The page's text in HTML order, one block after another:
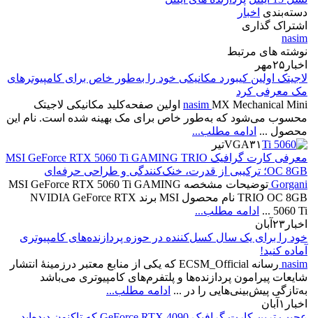
دسته‌بندی اخبار
اشتراک گذاری
nasim
نوشته های مرتبط
اخبار ۲۵مهر
لاجیتک اولین کیبورد مکانیکی خود را به‌طور خاص برای کامپیوترهای
مک معرفی کرد
nasim MX Mechanical Mini اولین صفحه‌کلید مکانیکی لاجیتک
محسوب می‌شود که به‌طور خاص برای مک بهینه شده است. نام این
محصول ... ادامه مطلب...
VGA۳۱
تیر
معرفی کارت گرافیک MSI GeForce RTX 5060 Ti GAMING TRIO
OC 8GB؛ ترکیبی از قدرت، خنک‌کنندگی و طراحی حرفه‌ای
Gorgani
توضیحات مشخصه MSI GeForce RTX 5060 Ti GAMING
TRIO OC 8GB نام محصول MSI برند NVIDIA GeForce RTX
5060 Ti ...
ادامه مطلب...
اخبار ۲۳ آبان
خود را برای یک سال کسل‌کننده در حوزه پردازنده‌های کامپیوتری
آماده کنید!
nasim
رسانه ECSM_Official که یکی از منابع معتبر درزمینهٔ انتشار
شایعات پیرامون پردازنده‌ها و پلتفرم‌های کامپیوتری می‌باشد
به‌تازگی پیش‌بینی‌هایی را در ... ادامه مطلب...
اخبار ۱ آبان